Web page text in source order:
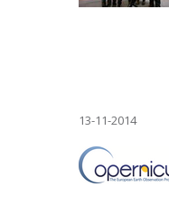
13-11-2014